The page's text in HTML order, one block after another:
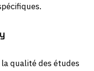
qualité des études